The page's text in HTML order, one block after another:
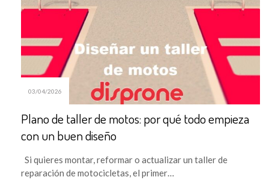
03/04/2026
Plano de taller de motos: por qué todo empieza
con un buen diseño
Si quieres montar, reformar o actualizar un taller de
reparación de motocicletas, el primer…